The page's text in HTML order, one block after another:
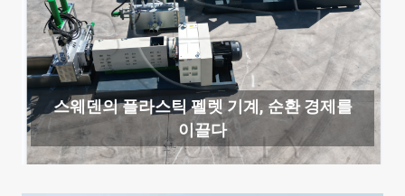
스웨덴의 플라스틱 펠렛 기계, 순환 경제를
이끌다